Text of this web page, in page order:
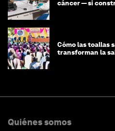
cáncer — si
Cómo las toallas
transforman la
Quiénes somos